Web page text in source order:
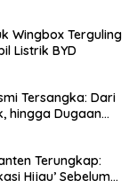
Wingbox Terguling
Listrik BYD
Tersangka: Dari
hingga Dugaan
Terungkap:
Hijau’ Sebelum